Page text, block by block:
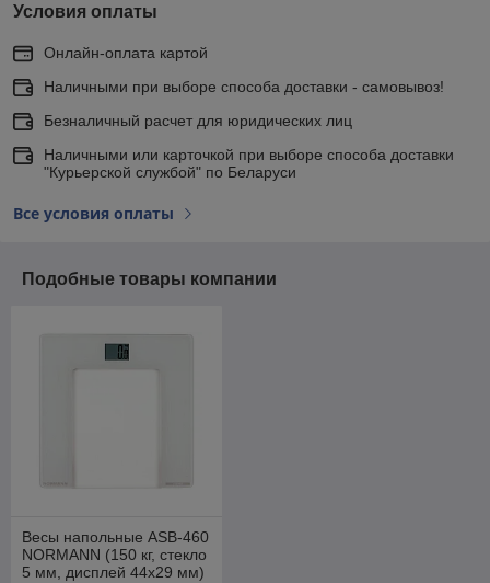
Условия оплаты
Онлайн-оплата картой
Наличными при выборе способа доставки - самовывоз!
Безналичный расчет для юридических лиц
Наличными или карточкой при выборе способа доставки
"Курьерской службой" по Беларуси
Все условия оплаты
Подобные товары компании
Весы напольные ASB-460
NORMANN (150 кг, стекло
5 мм, дисплей 44х29 мм)